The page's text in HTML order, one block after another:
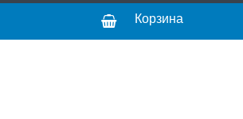
Корзина